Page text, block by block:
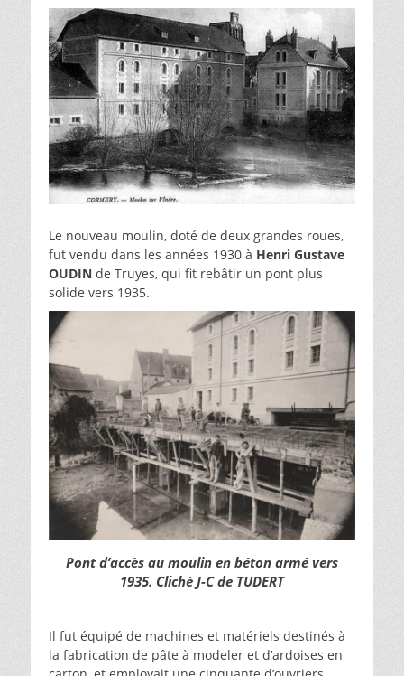
Le nouveau moulin, doté de deux grandes roues,
fut vendu dans les années 1930 à Henri Gustave
OUDIN de Truyes, qui fit rebâtir un pont plus
solide vers 1935.
Pont d’accès au moulin en béton armé vers
1935. Cliché J-C de TUDERT
Il fut équipé de machines et matériels destinés à
la fabrication de pâte à modeler et d’ardoises en